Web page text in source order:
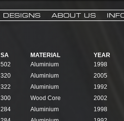
DESIGNS ABOUT US
SA MATERIAL YEAR
502 Aluminium 1998
320 Aluminium 2005
322 Aluminium 1992
300 Wood Core 2002
284 Aluminium
1998